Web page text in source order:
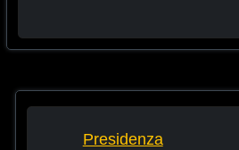
Presidenza